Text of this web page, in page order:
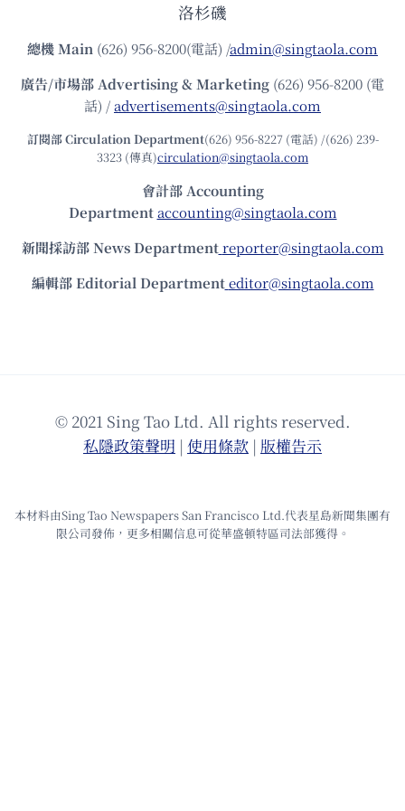
洛杉磯
總機Main (626) 956-8200(電話) /admin@singtaola.com
廣告/市場部Advertising & Marketing (626) 956-8200 (電
話) /advertisements@singtaola.com
訂閱部 Circulation Department(626) 956-8227 (電話) /(626) 239-
3323 (傳真)circulation@singtaola.com
會計部 Accounting
Department accounting@singtaola.com
新聞採訪部 News Department reporter@singtaola.com
編輯部 Editorial Department editor@singtaola.com
© 2021 Sing Tao Ltd. All rights reserved.
私隱政策聲明 | 使⽤條款 | 版權告⽰
本材料由Sing Tao Newspapers San Francisco Ltd.代表星島新聞集團有
限公司發佈，更多相關信息可從華盛頓特區司法部獲得。